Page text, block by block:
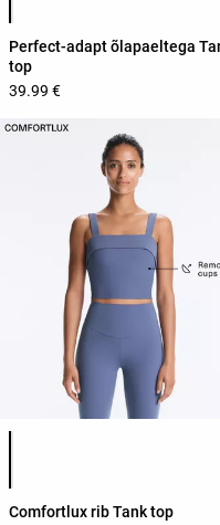
Perfect-adapt õlapaeltega
top
39.99 €
Toote värvide loend
Comfortlux rib Tank top